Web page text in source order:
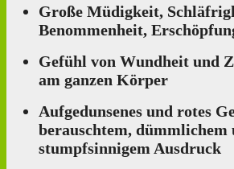
Große Müdigkeit,
Benommenheit,
Gefühl von Wundheit und
am ganzen Körper
Aufgedunsenes und rotes
berauschtem, dümmlichem
stumpfsinnigem Ausdruck